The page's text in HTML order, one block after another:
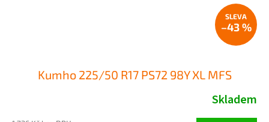
–43 %
Kumho 225/50 R17 PS72 98Y XL MFS
Skladem